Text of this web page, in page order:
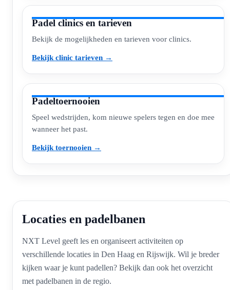
Padel clinics en tarieven
Bekijk de mogelijkheden en tarieven voor clinics.
Bekijk clinic tarieven →
Padeltoernooien
Speel wedstrijden, kom nieuwe spelers tegen en doe mee
wanneer het past.
Bekijk toernooien →
Locaties en padelbanen
NXT Level geeft les en organiseert activiteiten op
verschillende locaties in Den Haag en Rijswijk. Wil je breder
kijken waar je kunt padellen? Bekijk dan ook het overzicht
met padelbanen in de regio.